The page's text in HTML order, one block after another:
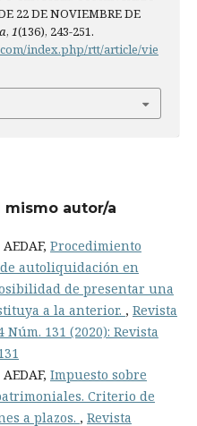
22 DE NOVIEMBRE DE
, 1(136), 243-251.
index.php/rtt/article/vie
autor/a
Procedimiento
autoliquidación en
de presentar una
a la anterior. , Revista
131 (2020): Revista
Impuesto sobre
Criterio de
a plazos. , Revista